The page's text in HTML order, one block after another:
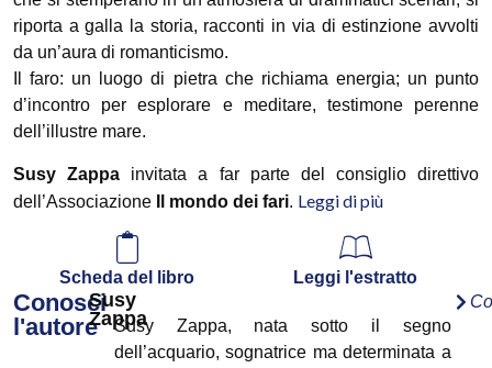
riporta a galla la storia, racconti in via di estinzione avvolti
da un’aura di romanticismo.
Il faro: un luogo di pietra che richiama energia; un punto
d’incontro per esplorare e meditare, testimone perenne
dell’illustre mare.
Susy Zappa invitata a far parte del consiglio direttivo
dell’Associazione
Il mondo dei fari. Leggi di più
Scheda del libro Leggi l'estratto
Conosci
l'autore
Susy
Zappa
Susy Zappa, nata sotto il segno
dell’acquario, sognatrice ma determinata a